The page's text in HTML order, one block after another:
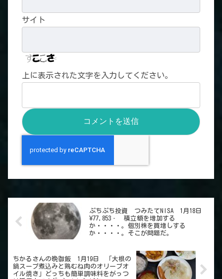
サイト
上に表示された文字を入力してください。
ぷちぷち投資 つみたてNISA 1月18日
¥77,853‐ 積立額を増加する
か・・・・。個別株を買増しする
か・・・・。そこが問題だ。
ちかるさんの晩御飯 1月19日 「大根の
鍋スープ煮込みと鶏むね肉のオリーブオ
イル焼き」どっちも簡単調味料をがっつ